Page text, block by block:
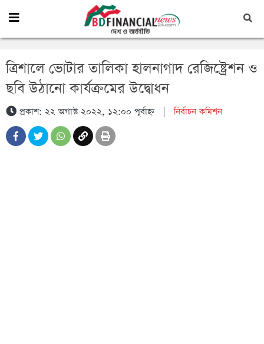
ত্রিশালে ভোটার তালিকা হালনাগাদ রেজিষ্ট্রেশন ও
ছবি উঠানো কার্যক্রমের উদ্বোধন
প্রকাশ: ২২ অগাস্ট ২০২২, ১২:০০ পূর্বাহ্ন|নির্বাচন কমিশন